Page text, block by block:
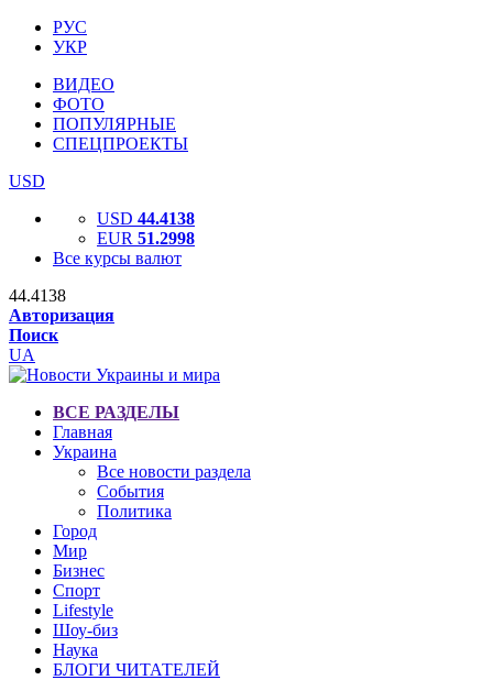
РУС
УКР
ВИДЕО
ФОТО
ПОПУЛЯРНЫЕ
СПЕЦПРОЕКТЫ
USD
USD 44.4138
EUR 51.2998
Все курсы валют
44.4138
Авторизация
Поиск
UA
ВСЕ РАЗДЕЛЫ
Главная
Украина
Все новости раздела
События
Политика
Город
Мир
Бизнес
Спорт
Lifestyle
Шоу-биз
Наука
БЛОГИ ЧИТАТЕЛЕЙ